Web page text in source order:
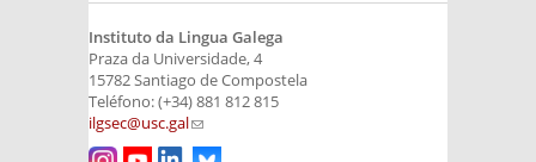
Instituto da Lingua Galega
Praza da Universidade, 4
15782 Santiago de Compostela
Teléfono: (+34) 881 812 815
ilgsec@usc.gal(link sends e-mail)